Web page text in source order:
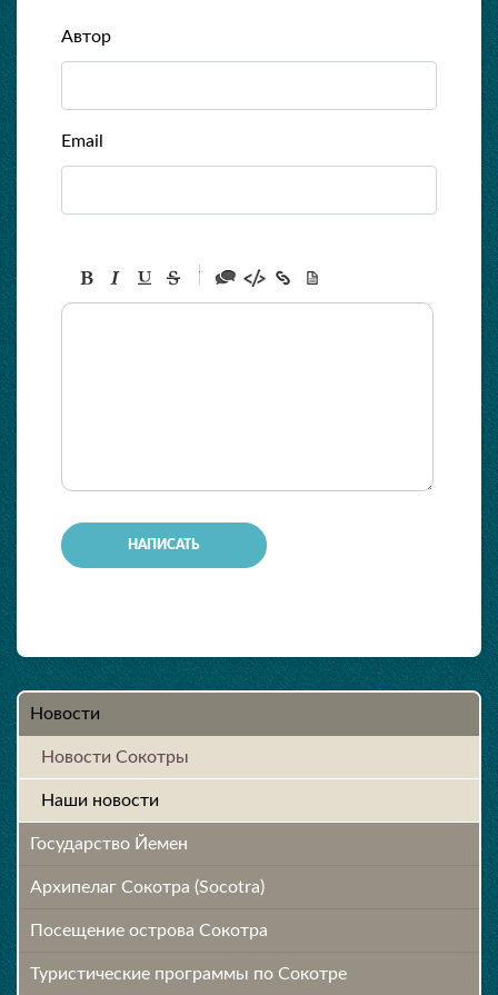
Автор
Email
-
-
Новости
Новости Сокотры
Наши новости
Государство Йемен
Архипелаг Сокотра (Socotra)
Посещение острова Cокотра
Туристические программы по Сокотре